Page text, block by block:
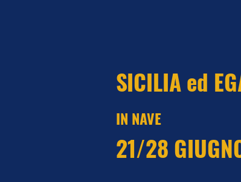
SICILIA ed
IN NAVE
21/28